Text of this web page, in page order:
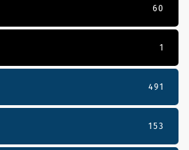
60
1
491
153